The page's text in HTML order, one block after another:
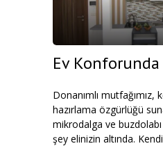
Ev
Donanımlı mutfağımız,
hazırlama özgürlüğü
mikrodalga ve
şey elinizin altında.